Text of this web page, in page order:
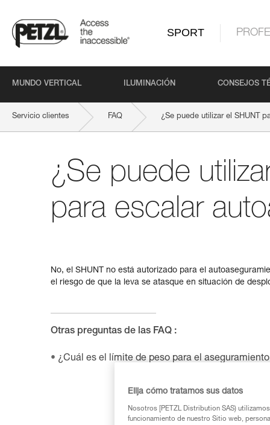
SPORT
MUNDO VERTICAL ILUMINACIÓN CONSEJOS
Servicio clientes FAQ ¿Se puede utilizar el SHUNT
¿Se puede
para escalar
No, el SHUNT no está autorizado para el
el riesgo de que la leva se atasque en situación de
Otras preguntas de las FAQ :
¿Cuál es el límite de peso para el
Elija cómo tratamos sus datos
Nosotros [PETZL Distribution SAS)
funcionamiento de nuestro Sitio web,